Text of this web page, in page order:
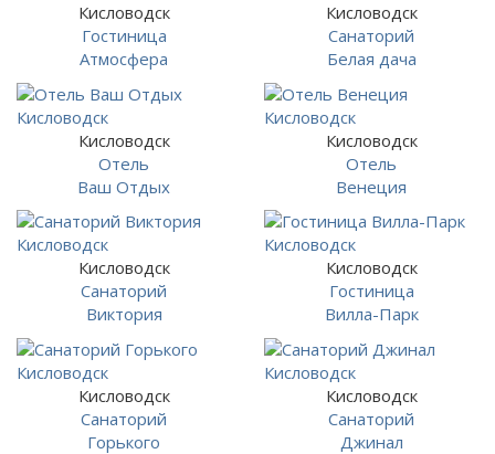
Кисловодск
Гостиница
Атмосфера
Кисловодск
Санаторий
Белая дача
Кисловодск
Отель
Ваш Отдых
Кисловодск
Отель
Венеция
Кисловодск
Санаторий
Виктория
Кисловодск
Гостиница
Вилла-Парк
Кисловодск
Санаторий
Горького
Кисловодск
Санаторий
Джинал